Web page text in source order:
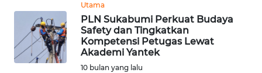
Utama
PLN Sukabumi Perkuat Budaya
Safety dan Tingkatkan
Kompetensi Petugas Lewat
Akademi Yantek
10 bulan yang lalu
WN
TAPANULI
UTARA
WN